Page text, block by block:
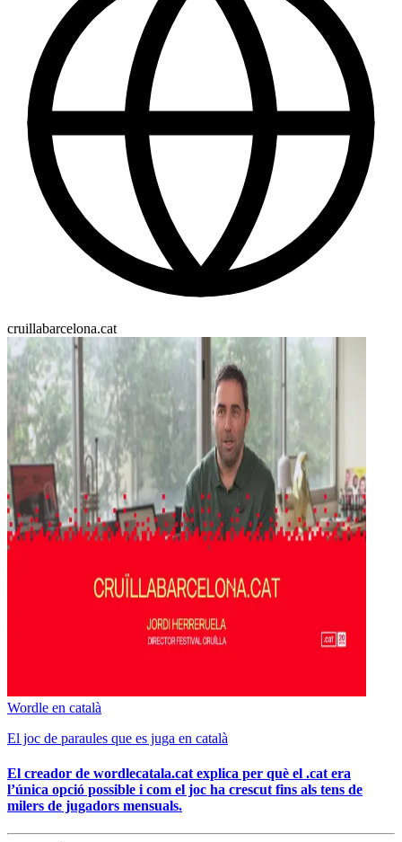
cruillabarcelona.cat
Wordle en català
El joc de paraules que es juga en català
El creador de wordlecatala.cat explica per què el .cat era
l’única opció possible i com el joc ha crescut fins als tens de
milers de jugadors mensuals.